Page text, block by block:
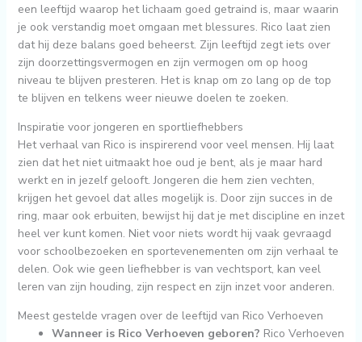
een leeftijd waarop het lichaam goed getraind is, maar waarin
je ook verstandig moet omgaan met blessures. Rico laat zien
dat hij deze balans goed beheerst. Zijn leeftijd zegt iets over
zijn doorzettingsvermogen en zijn vermogen om op hoog
niveau te blijven presteren. Het is knap om zo lang op de top
te blijven en telkens weer nieuwe doelen te zoeken.
Inspiratie voor jongeren en sportliefhebbers
Het verhaal van Rico is inspirerend voor veel mensen. Hij laat
zien dat het niet uitmaakt hoe oud je bent, als je maar hard
werkt en in jezelf gelooft. Jongeren die hem zien vechten,
krijgen het gevoel dat alles mogelijk is. Door zijn succes in de
ring, maar ook erbuiten, bewijst hij dat je met discipline en inzet
heel ver kunt komen. Niet voor niets wordt hij vaak gevraagd
voor schoolbezoeken en sportevenementen om zijn verhaal te
delen. Ook wie geen liefhebber is van vechtsport, kan veel
leren van zijn houding, zijn respect en zijn inzet voor anderen.
Meest gestelde vragen over de leeftijd van Rico Verhoeven
Wanneer is Rico Verhoeven geboren? Rico Verhoeven